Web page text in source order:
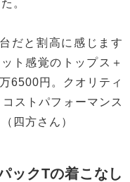
。
だと割高に感じます
ト感覚のトップス＋
6500円。クオリティ
ストパフォーマンス
四方さん）
ックTの着こなし